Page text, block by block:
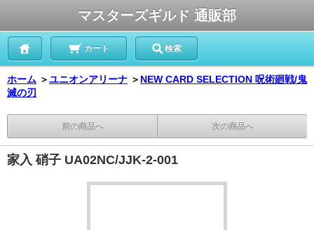
マスターズギルド 通販部
カート 検索
ホーム ＞ユニオンアリーナ ＞ NEW CARD SELECTION 呪術廻戦/鬼
滅の刃
前の商品へ 次の商品へ
家入 硝子 UA02NC/JJK-2-001